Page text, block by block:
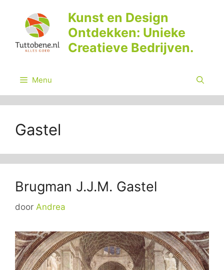
inhoud
Kunst en Design
Ontdekken: Unieke
Creatieve Bedrijven.
Menu
Gastel
Brugman J.J.M. Gastel
door Andrea